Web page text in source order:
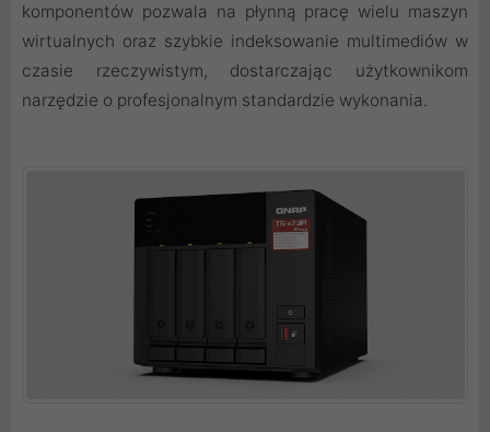
komponentów pozwala na płynną pracę wielu maszyn
wirtualnych oraz szybkie indeksowanie multimediów w
czasie rzeczywistym, dostarczając użytkownikom
narzędzie o profesjonalnym standardzie wykonania.